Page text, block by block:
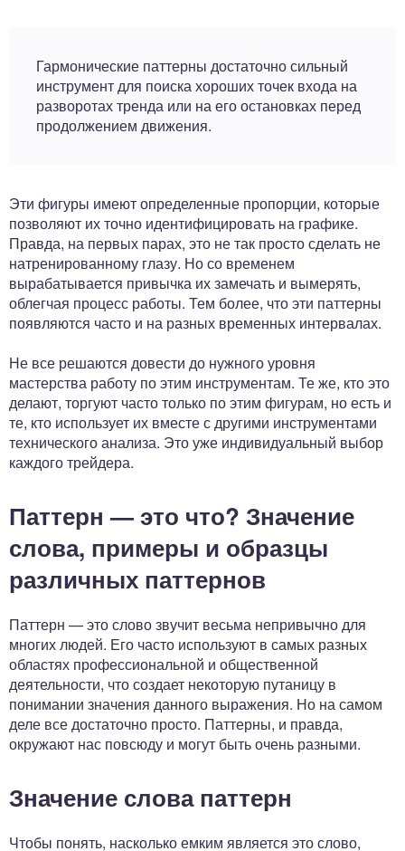
Гармонические паттерны достаточно сильный
инструмент для поиска хороших точек входа на
разворотах тренда или на его остановках перед
продолжением движения.
Эти фигуры имеют определенные пропорции, которые
позволяют их точно идентифицировать на графике.
Правда, на первых парах, это не так просто сделать не
натренированному глазу. Но со временем
вырабатывается привычка их замечать и вымерять,
облегчая процесс работы. Тем более, что эти паттерны
появляются часто и на разных временных интервалах.
Не все решаются довести до нужного уровня
мастерства работу по этим инструментам. Те же, кто это
делают, торгуют часто только по этим фигурам, но есть и
те, кто использует их вместе с другими инструментами
технического анализа. Это уже индивидуальный выбор
каждого трейдера.
Паттерн — это что? Значение
слова, примеры и образцы
различных паттернов
Паттерн — это слово звучит весьма непривычно для
многих людей. Его часто используют в самых разных
областях профессиональной и общественной
деятельности, что создает некоторую путаницу в
понимании значения данного выражения. Но на самом
деле все достаточно просто. Паттерны, и правда,
окружают нас повсюду и могут быть очень разными.
Значение слова паттерн
Чтобы понять, насколько емким является это слово,